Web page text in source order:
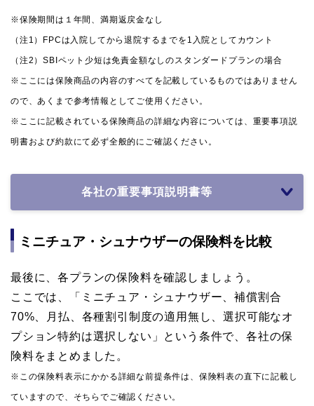
PS保険
100％
50%
満11歳未満
70%
50%
いつでもパック バリュー
スタンダードプラン（注2）
50%
11歳11か月まで
70%
※保険期間は１年間、満期返戻金なし
（注1）FPCは入院してから退院するまでを1入院としてカウント
（注2）SBIペット少短は免責金額なしのスタンダードプランの場合
※ここには保険商品の内容のすべてを記載しているものではありません
ので、あくまで参考情報としてご使用ください。
※ここに記載されている保険商品の詳細な内容については、重要事項説
明書および約款にて必ず全般的にご確認ください。
各社の重要事項説明書等
ミニチュア・シュナウザーの保険料を比較
最後に、各プランの保険料を確認しましょう。
ここでは、「ミニチュア・シュナウザー、補償割合
70%、月払、各種割引制度の適用無し、選択可能なオ
プション特約は選択しない」という条件で、各社の保
険料をまとめました。
※この保険料表示にかかる詳細な前提条件は、保険料表の直下に記載し
ていますので、そちらでご確認ください。